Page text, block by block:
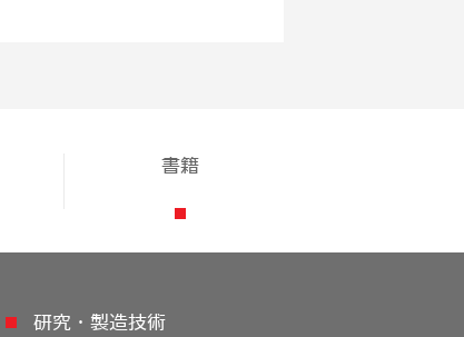
書籍
研究・製造技術